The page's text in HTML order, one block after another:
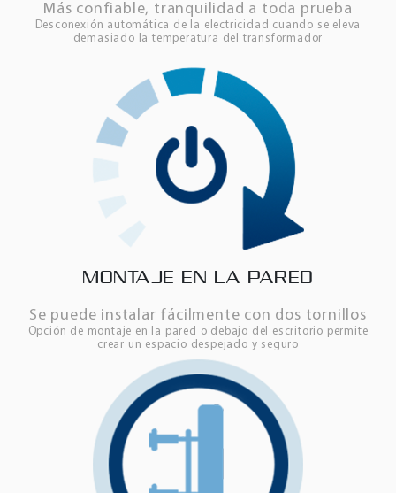
Más confiable, tranquilidad a toda prueba
Desconexión automática de la electricidad cuando se eleva
demasiado la temperatura del transformador
MONTAJE EN LA PARED
Se puede instalar fácilmente con dos tornillos
Opción de montaje en la pared o debajo del escritorio permite
crear un espacio despejado y seguro